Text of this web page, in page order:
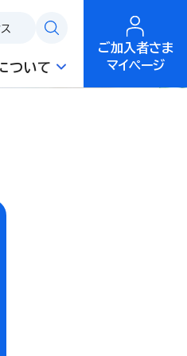
ついて
ご加入者さま
マイページ